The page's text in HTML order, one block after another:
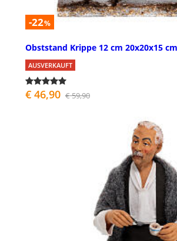
-22%
Obststand Krippe 12 cm 20x20x15
AUSVERKAUFT
€ 46,90 € 59,90